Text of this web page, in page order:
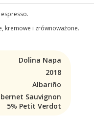
kremowe i zrównoważone.
Dolina Napa
2018
Albariño
Sauvignon
5% Petit Verdot